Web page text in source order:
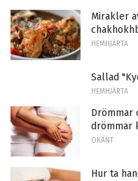
Mirakler
HEMHJÄRTA
Sallad
HEMHJÄRTA
Drömmar
drömmar
OKÄNT
Hur ta